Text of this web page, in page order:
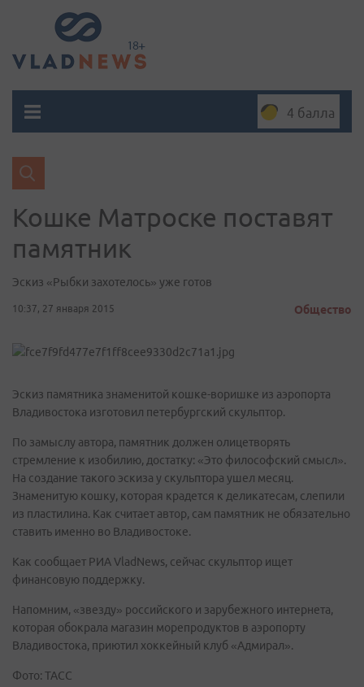
4 балла
Кошке Матроске поставят
памятник
Эскиз «Рыбки захотелось» уже готов
10:37, 27 января 2015 Общество
Эскиз памятника знаменитой кошке-воришке из аэропорта
Владивостока изготовил петербургский скульптор.
По замыслу автора, памятник должен олицетворять
стремление к изобилию, достатку: «Это философский смысл».
На создание такого эскиза у скульптора ушел месяц.
Знаменитую кошку, которая крадется к деликатесам, слепили
из пластилина. Как считает автор, сам памятник не обязательно
ставить именно во Владивостоке.
Как сообщает РИА VladNews, сейчас скульптор ищет
финансовую поддержку.
Напомним, «звезду» российского и зарубежного интернета,
которая обокрала магазин морепродуктов в аэропорту
Владивостока, приютил хоккейный клуб «Адмирал».
Фото: ТАСС